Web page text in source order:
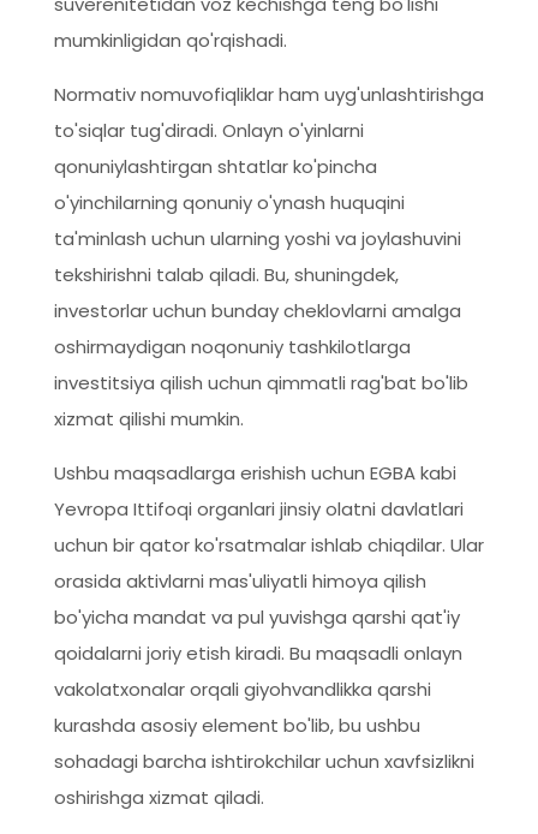
mumkinligidan qo'rqishadi.
Normativ nomuvofiqliklar ham uyg'unlashtirishga
to'siqlar tug'diradi. Onlayn o'yinlarni
qonuniylashtirgan shtatlar ko'pincha
o'yinchilarning qonuniy o'ynash huquqini
ta'minlash uchun ularning yoshi va joylashuvini
tekshirishni talab qiladi. Bu, shuningdek,
investorlar uchun bunday cheklovlarni amalga
oshirmaydigan noqonuniy tashkilotlarga
investitsiya qilish uchun qimmatli rag'bat bo'lib
xizmat qilishi mumkin.
Ushbu maqsadlarga erishish uchun EGBA kabi
Yevropa Ittifoqi organlari jinsiy olatni davlatlari
uchun bir qator ko'rsatmalar ishlab chiqdilar. Ular
orasida aktivlarni mas'uliyatli himoya qilish
bo'yicha mandat va pul yuvishga qarshi qat'iy
qoidalarni joriy etish kiradi. Bu maqsadli onlayn
vakolatxonalar orqali giyohvandlikka qarshi
kurashda asosiy element bo'lib, bu ushbu
sohadagi barcha ishtirokchilar uchun xavfsizlikni
oshirishga xizmat qiladi.